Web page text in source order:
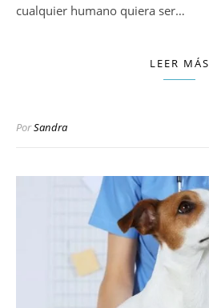
cualquier humano quiera ser…
LEER MÁS
PorSandra